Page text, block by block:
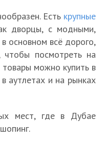
Есть крупные
дворцы, с модными,
основном всё дорого,
посмотреть на
можно купить в
аутлетах и на рынках
мест, где в Дубае